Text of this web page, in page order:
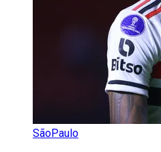
SãoPaulo